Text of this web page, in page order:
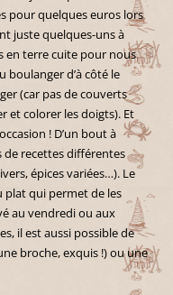
pour quelques euros lors
juste quelques-uns à
en terre cuite pour nous
boulanger d’à côté le
(car pas de couverts
et colorer les doigts). Et
! D’un bout à
de recettes différentes
épices variées…). Le
plat qui permet de les
au vendredi ou aux
il est aussi possible de
broche, exquis !) ou une